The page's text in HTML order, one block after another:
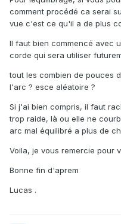
comment procédé ca serai
vue c'est ce qu'il a de plus
Il faut bien commencé avec
corde qui sera utiliser
tout les combien de pouces
l'arc ? esce aléatoire ?
Si j'ai bien compris, il faut
trop raide, là ou elle ne
arc mal équilibré a plus de
Voila, je vous remercie pour
Bonne fin d'aprem
Lucas .